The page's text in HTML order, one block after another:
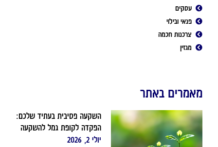
עסקים
פנאי ובילוי
צרכנות חכמה
מגזין
מאמרים באתר
השקעה פסיבית בעתיד שלכם:
הפקדה לקופת גמל להשקעה
יולי 2, 2026